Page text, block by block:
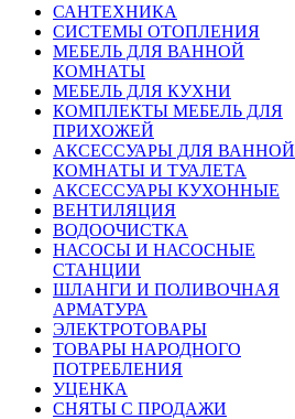
САНТЕХНИКА
СИСТЕМЫ ОТОПЛЕНИЯ
МЕБЕЛЬ ДЛЯ ВАННОЙ
КОМНАТЫ
МЕБЕЛЬ ДЛЯ КУХНИ
КОМПЛЕКТЫ МЕБЕЛЬ ДЛЯ
ПРИХОЖЕЙ
АКСЕССУАРЫ ДЛЯ ВАННОЙ
КОМНАТЫ И ТУАЛЕТА
АКСЕССУАРЫ КУХОННЫЕ
ВЕНТИЛЯЦИЯ
ВОДООЧИСТКА
НАСОСЫ И НАСОСНЫЕ
СТАНЦИИ
ШЛАНГИ И ПОЛИВОЧНАЯ
АРМАТУРА
ЭЛЕКТРОТОВАРЫ
ТОВАРЫ НАРОДНОГО
ПОТРЕБЛЕНИЯ
УЦЕНКА
СНЯТЫ С ПРОДАЖИ